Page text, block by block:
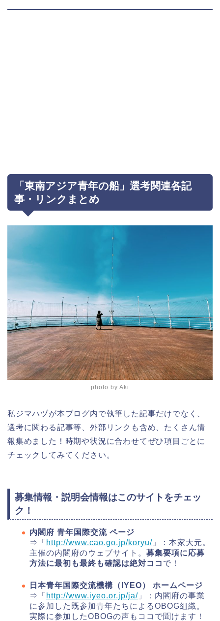
「東南アジア青年の船」選考関連各記
事・リンクまとめ
photo by Aki
私ジマハヅが本ブログ内で執筆した記事だけでなく、
選考に関わる記事等、外部リンクも含め、たくさん情
報集めました！時期や状況に合わせてぜひ項目ごとに
チェックしてみてください。
募集情報・説明会情報はこのサイトをチェッ
ク！
内閣府 青年国際交流 ページ
⇒「 http://www.cao.go.jp/koryu/ 」：本家大元。
主催の内閣府のウェブサイト。 募集要項に応募
方法に最初も最終も確認は絶対ココ で！
日本青年国際交流機構（IYEO） ホームページ
⇒「 http://www.iyeo.or.jp/ja/ 」：内閣府の事業
に参加した既参加青年たちによるOBOG組織。
実際に参加したOBOGの声もココで聞けます！